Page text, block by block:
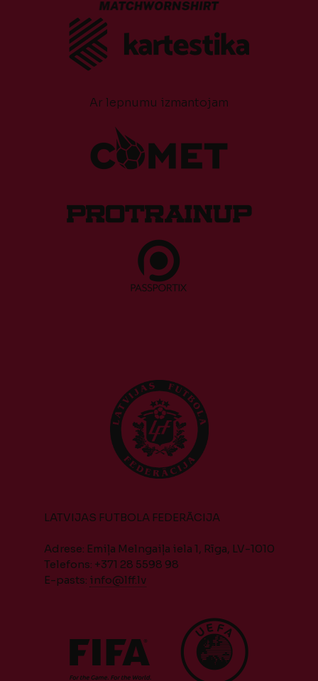
Ar lepnumu izmantojam
LATVIJAS FUTBOLA FEDERĀCIJA
Adrese: Emiļa Melngaiļa iela 1, Rīga, LV-1010
Telefons: +371 28 5598 98
E-pasts: info@lff.lv